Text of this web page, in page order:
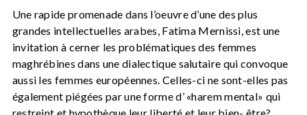
Une rapide promenade dans l’oeuvre d’une des plus
grandes intellectuelles arabes, Fatima Mernissi, est une
invitation à cerner les problématiques des femmes
maghrébines dans une dialectique salutaire qui convoque
aussi les femmes européennes. Celles-ci ne sont-elles pas
également piégées par une forme d’ «harem mental» qui